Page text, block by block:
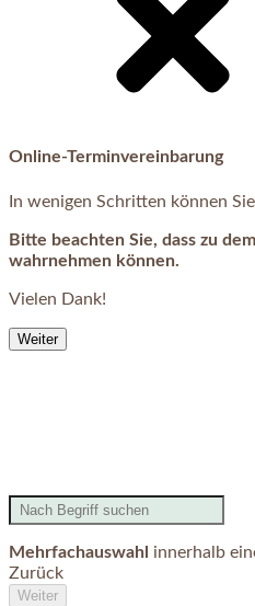
Online-Terminvereinbarung
In wenigen Schritten können
Bitte beachten Sie, dass zu
wahrnehmen können.
Vielen Dank!
Weiter
Mehrfachauswahl innerhalb
Zurück
Weiter